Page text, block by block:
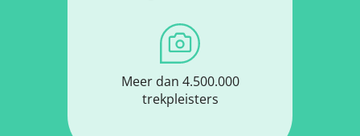
Meer dan 4.500.000
trekpleisters